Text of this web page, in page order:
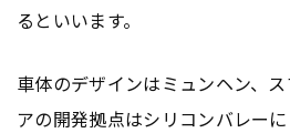
るといいます。
車体のデザインはミュンヘン、
アの開発拠点はシリコンバレー